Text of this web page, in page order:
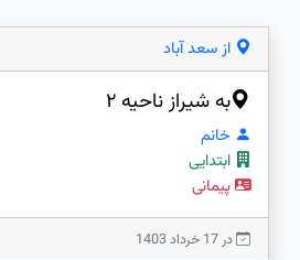
از سعد آباد
به شیراز ناحیه ۲
خانم
ابتدایی
پیمانی
در 17 خرداد 1403